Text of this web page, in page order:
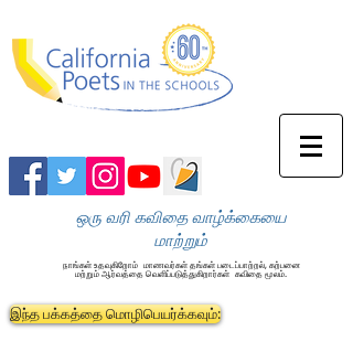
ஒரு வரி கவிதை வாழ்க்கையை
மாற்றும்
நாங்கள் உதவுகிறோம் மாணவர்கள் தங்கள் படைப்பாற்றல், கற்பனை
மற்றும் ஆர்வத்தை வெளிப்படுத்துகிறார்கள் கவிதை மூலம்.
இந்த பக்கத்தை மொழிபெயர்க்கவும்: